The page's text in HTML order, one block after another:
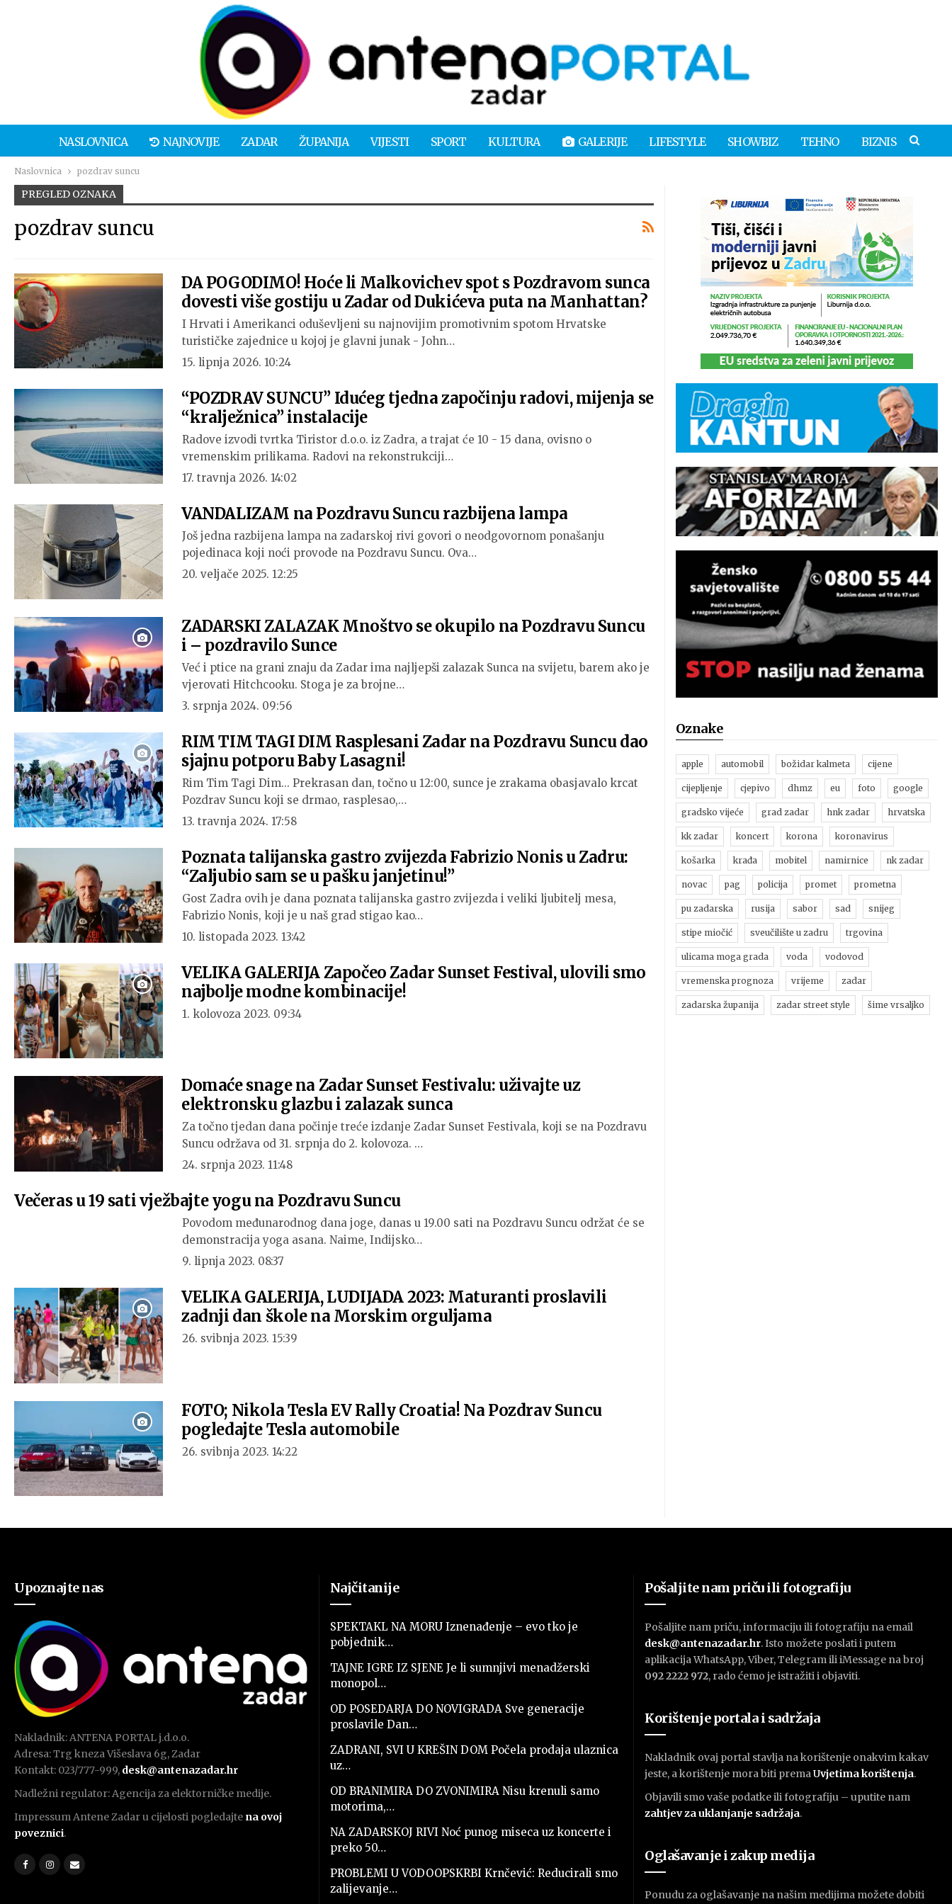
NASLOVNICA NAJNOVIJE ZADAR ŽUPANIJA VIJESTI SPORT KULTURA GALERIJE LIFESTYLE SHOWBIZ TEHNO BIZNIS
Naslovnica pozdrav suncu
PREGLED OZNAKA
pozdrav suncu
DA POGODIMO! Hoće li Malkovichev spot s Pozdravom sunca
dovesti više gostiju u Zadar od Dukićeva puta na Manhattan?
I Hrvati i Amerikanci oduševljeni su najnovijim promotivnim spotom Hrvatske
turističke zajednice u kojoj je glavni junak - John…
15. lipnja 2026. 10:24
“POZDRAV SUNCU” Idućeg tjedna započinju radovi, mijenja se
“kralježnica” instalacije
Radove izvodi tvrtka Tiristor d.o.o. iz Zadra, a trajat će 10 - 15 dana, ovisno o
vremenskim prilikama. Radovi na rekonstrukciji…
17. travnja 2026. 14:02
VANDALIZAM na Pozdravu Suncu razbijena lampa
Još jedna razbijena lampa na zadarskoj rivi govori o neodgovornom ponašanju
pojedinaca koji noći provode na Pozdravu Suncu. Ova…
20. veljače 2025. 12:25
ZADARSKI ZALAZAK Mnoštvo se okupilo na Pozdravu Suncu
i – pozdravilo Sunce
Već i ptice na grani znaju da Zadar ima najljepši zalazak Sunca na svijetu, barem ako je
vjerovati Hitchcooku. Stoga je za brojne…
3. srpnja 2024. 09:56
RIM TIM TAGI DIM Rasplesani Zadar na Pozdravu Suncu dao
sjajnu potporu Baby Lasagni!
Rim Tim Tagi Dim... Prekrasan dan, točno u 12:00, sunce je zrakama obasjavalo krcat
Pozdrav Suncu koji se drmao, rasplesao,…
13. travnja 2024. 17:58
Poznata talijanska gastro zvijezda Fabrizio Nonis u Zadru:
“Zaljubio sam se u pašku janjetinu!”
Gost Zadra ovih je dana poznata talijanska gastro zvijezda i veliki ljubitelj mesa,
Fabrizio Nonis, koji je u naš grad stigao kao…
10. listopada 2023. 13:42
VELIKA GALERIJA Započeo Zadar Sunset Festival, ulovili smo
najbolje modne kombinacije!
1. kolovoza 2023. 09:34
Domaće snage na Zadar Sunset Festivalu: uživajte uz
elektronsku glazbu i zalazak sunca
Za točno tjedan dana počinje treće izdanje Zadar Sunset Festivala, koji se na Pozdravu
Suncu održava od 31. srpnja do 2. kolovoza. …
24. srpnja 2023. 11:48
Večeras u 19 sati vježbajte yogu na Pozdravu Suncu
Povodom međunarodnog dana joge, danas u 19.00 sati na Pozdravu Suncu održat će se
demonstracija yoga asana. Naime, Indijsko…
9. lipnja 2023. 08:37
VELIKA GALERIJA, LUDIJADA 2023: Maturanti proslavili
zadnji dan škole na Morskim orguljama
26. svibnja 2023. 15:39
FOTO; Nikola Tesla EV Rally Croatia! Na Pozdrav Suncu
pogledajte Tesla automobile
26. svibnja 2023. 14:22
Oznake
apple automobil božidar kalmeta cijene
cijepljenje cjepivo dhmz eu foto google
gradsko vijeće grad zadar hnk zadar hrvatska
kk zadar koncert korona koronavirus
košarka krađa mobitel namirnice nk zadar
novac pag policija promet prometna
pu zadarska rusija sabor sad snijeg
stipe miočić sveučilište u zadru trgovina
ulicama moga grada voda vodovod
vremenska prognoza vrijeme zadar
zadarska županija zadar street style šime vrsaljko
Upoznajte nas
Nakladnik: ANTENA PORTAL j.d.o.o.
Adresa: Trg kneza Višeslava 6g, Zadar
Kontakt: 023/777-999, desk@antenazadar.hr
Nadležni regulator: Agencija za elektorničke medije.
Impressum Antene Zadar u cijelosti pogledajte na ovoj
poveznici.
Najčitanije
SPEKTAKL NA MORU Iznenađenje – evo tko je
pobjednik…
TAJNE IGRE IZ SJENE Je li sumnjivi menadžerski
monopol…
OD POSEDARJA DO NOVIGRADA Sve generacije
proslavile Dan…
ZADRANI, SVI U KREŠIN DOM Počela prodaja ulaznica
uz…
OD BRANIMIRA DO ZVONIMIRA Nisu krenuli samo
motorima,…
NA ZADARSKOJ RIVI Noć punog miseca uz koncerte i
preko 50…
PROBLEMI U VODOOPSKRBI Krnčević: Reducirali smo
zalijevanje…
Pošaljite nam priču ili fotografiju
Pošaljite nam priču, informaciju ili fotografiju na email
desk@antenazadar.hr. Isto možete poslati i putem
aplikacija WhatsApp, Viber, Telegram ili iMessage na broj
092 2222 972, rado ćemo je istražiti i objaviti.
Korištenje portala i sadržaja
Nakladnik ovaj portal stavlja na korištenje onakvim kakav
jeste, a korištenje mora biti premaUvjetima korištenja.
Objavili smo vaše podatke ili fotografiju – uputite nam
zahtjev za uklanjanje sadržaja.
Oglašavanje i zakup medija
Ponudu za oglašavanje na našim medijima možete dobiti